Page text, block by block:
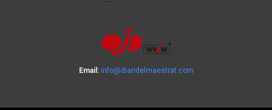
Email: info@diaridelmaestrat.com